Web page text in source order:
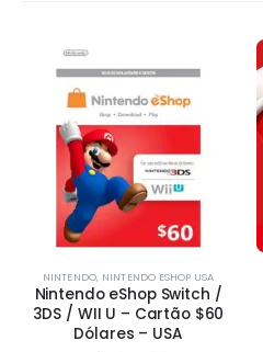
NINTENDO, NINTENDO ESHOP USA
Nintendo eShop Switch /
3DS / WII U – Cartão $60
Dólares – USA